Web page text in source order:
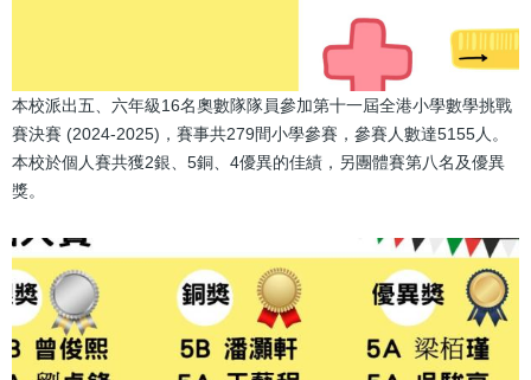
本校派出五、六年級16名奧數隊隊員參加第十一屆全港小學數學挑戰
賽決賽 (2024-2025)，賽事共279間小學參賽，參賽人數達5155人。
本校於個人賽共獲2銀、5銅、4優異的佳績，另團體賽第八名及優異
獎。